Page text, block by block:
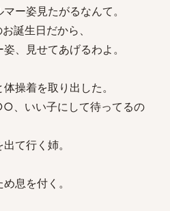
ー姿見たがるなんて。
誕生日だから、
、見せてあげるわよ。
操着を取り出した。
、いい子にして待ってるの
て行く姉。
息を付く。